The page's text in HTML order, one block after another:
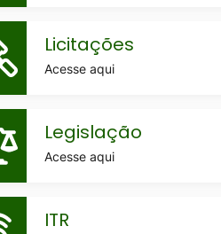
Licitações
Acesse aqui
Legislação
Acesse aqui
ITR